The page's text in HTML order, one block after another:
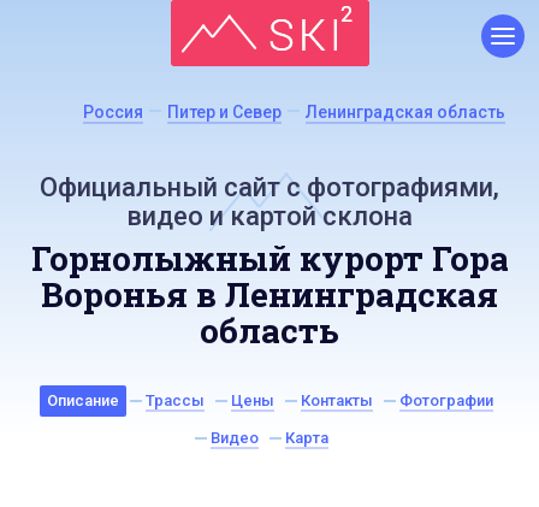
Россия Питер и Север Ленинградская область
Официальный сайт с фотографиями,
видео и картой склона
Горнолыжный курорт Гора
Воронья в Ленинградская
область
Описание Трассы Цены Контакты Фотографии
Видео Карта